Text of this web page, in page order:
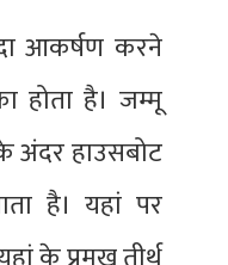
आकर्षण करने
होता है। जम्मू
अंदर हाउसबोट
है। यहां पर